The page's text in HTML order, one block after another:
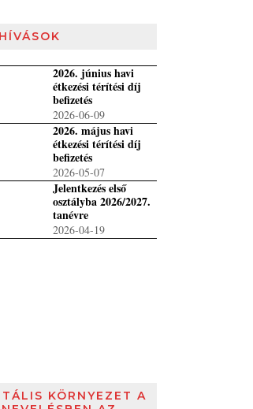
2026. június havi
étkezési térítési díj
befizetés
2026-06-09
2026. május havi
étkezési térítési díj
befizetés
2026-05-07
Jelentkezés első
osztályba 2026/2027.
tanévre
2026-04-19
KÖRNYEZET A